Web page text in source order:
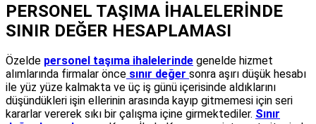
PERSONEL TAŞIMA İHALELERİNDE
SINIR DEĞER HESAPLAMASI
Özelde personel taşıma ihalelerinde genelde hizmet
alımlarında firmalar önce sınır değer sonra aşırı düşük hesabı
ile yüz yüze kalmakta ve üç iş günü içerisinde aldıklarını
düşündükleri işin ellerinin arasında kayıp gitmemesi için seri
kararlar vererek sıkı bir çalışma içine girmektediler. Sınır